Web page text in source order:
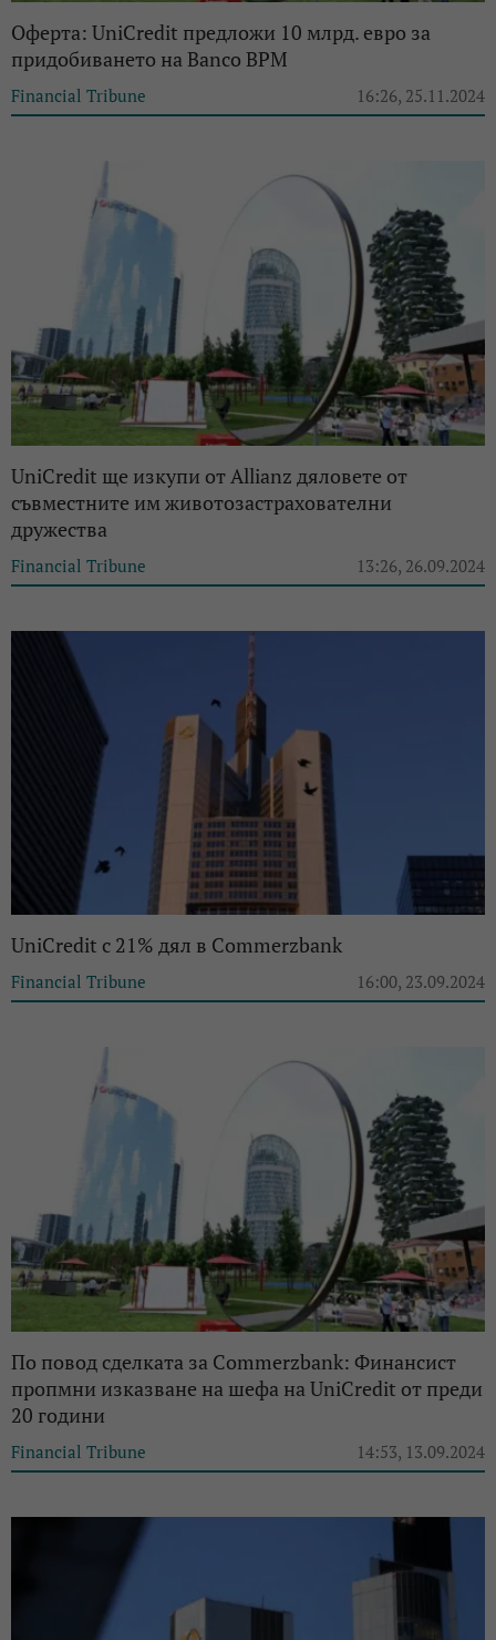
Оферта: UniCredit предложи 10 млрд. евро за
придобиването на Banco BPM
Financial Tribune 16:26, 25.11.2024
UniCredit ще изкупи от Allianz дяловете от
съвместните им животозастрахователни
дружества
Financial Tribune 13:26, 26.09.2024
UniCredit с 21% дял в Commerzbank
Financial Tribune 16:00, 23.09.2024
По повод сделката за Commerzbank: Финансист
пропмни изказване на шефа на UniCredit от преди
20 години
Financial Tribune 14:53, 13.09.2024